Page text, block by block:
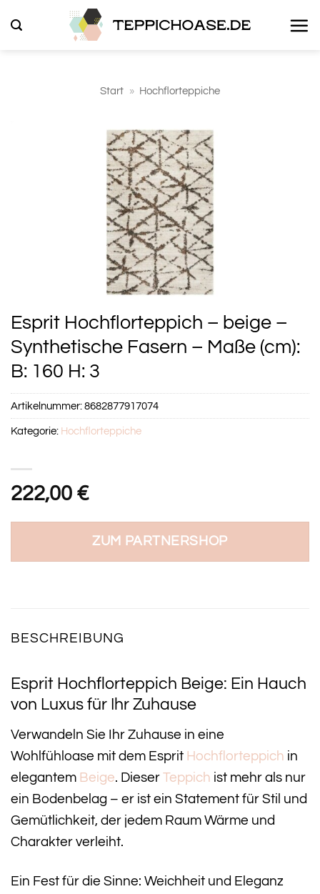
Inhalt
Start » Hochflorteppiche
Esprit Hochflorteppich – beige –
Synthetische Fasern – Maße (cm):
B: 160 H: 3
222,00 €
ZUM PARTNERSHOP
Artikelnummer:8682877917074
Kategorie: Hochflorteppiche
BESCHREIBUNG
Esprit Hochflorteppich Beige: Ein Hauch
von Luxus für Ihr Zuhause
Verwandeln Sie Ihr Zuhause in eine
Wohlfühloase mit dem Esprit Hochflorteppich in
elegantem Beige. Dieser Teppich ist mehr als nur
ein Bodenbelag – er ist ein Statement für Stil und
Gemütlichkeit, der jedem Raum Wärme und
Charakter verleiht.
Ein Fest für die Sinne: Weichheit und Eleganz